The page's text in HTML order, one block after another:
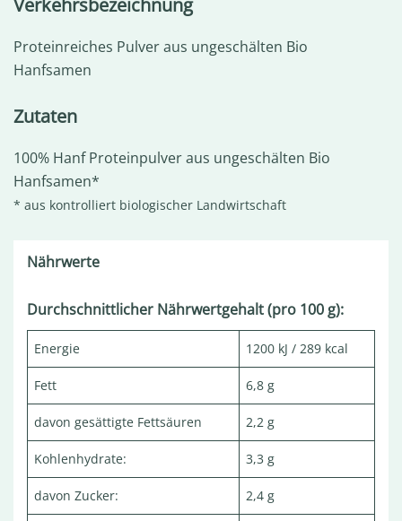
Verkehrsbezeichnung
Proteinreiches Pulver aus ungeschälten Bio
Hanfsamen
Zutaten
100% Hanf Proteinpulver aus ungeschälten Bio
Hanfsamen*
* aus kontrolliert biologischer Landwirtschaft
Nährwerte
Durchschnittlicher Nährwertgehalt (pro 100 g):
Energie 1200 kJ / 289 kcal
Fett 6,8 g
davon gesättigte Fettsäuren 2,2 g
Kohlenhydrate: 3,3 g
davon Zucker: 2,4 g